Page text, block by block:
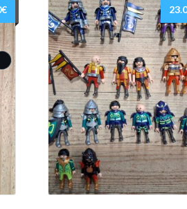
€